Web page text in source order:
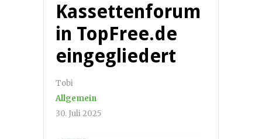
Kassettenforum
in TopFree.de
eingegliedert
Tobi
Allgemein
30. Juli 2025